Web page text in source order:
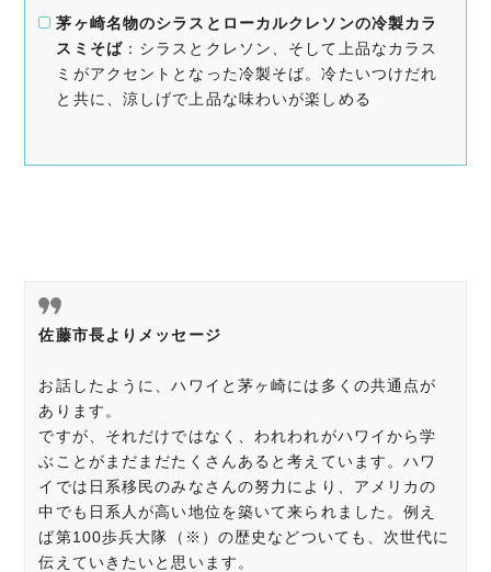
茅ヶ崎名物のシラスとローカルクレソンの冷製カラ
スミそば：​シラスとクレソン、そして上品なカラス
ミがアクセントとなった冷製そば。冷たいつけだれ
と共に、涼しげで上品な味わいが楽しめる
佐藤市長よりメッセージ
お話したように、ハワイと茅ヶ崎には多くの共通点が
あります。
ですが、それだけではなく、われわれがハワイから学
ぶことがまだまだたくさんあると考えています。ハワ
イでは日系移民のみなさんの努力により、アメリカの
中でも日系人が高い地位を築いて来られました。例え
ば第100歩兵大隊（※）の歴史などついても、次世代に
伝えていきたいと思います。